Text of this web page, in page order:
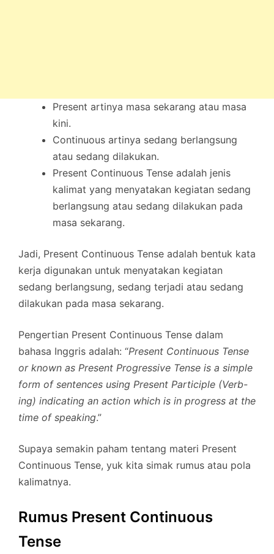
Present artinya masa sekarang atau masa
kini.
Continuous artinya sedang berlangsung
atau sedang dilakukan.
Present Continuous Tense adalah jenis
kalimat yang menyatakan kegiatan sedang
berlangsung atau sedang dilakukan pada
masa sekarang.
Jadi, Present Continuous Tense adalah bentuk kata
kerja digunakan untuk menyatakan kegiatan
sedang berlangsung, sedang terjadi atau sedang
dilakukan pada masa sekarang.
Pengertian Present Continuous Tense dalam
bahasa Inggris adalah: “Present Continuous Tense
or known as Present Progressive Tense is a simple
form of sentences using Present Participle (Verb-
ing) indicating an action which is in progress at the
time of speaking.”
Supaya semakin paham tentang materi Present
Continuous Tense, yuk kita simak rumus atau pola
kalimatnya.
Rumus Present Continuous
Tense